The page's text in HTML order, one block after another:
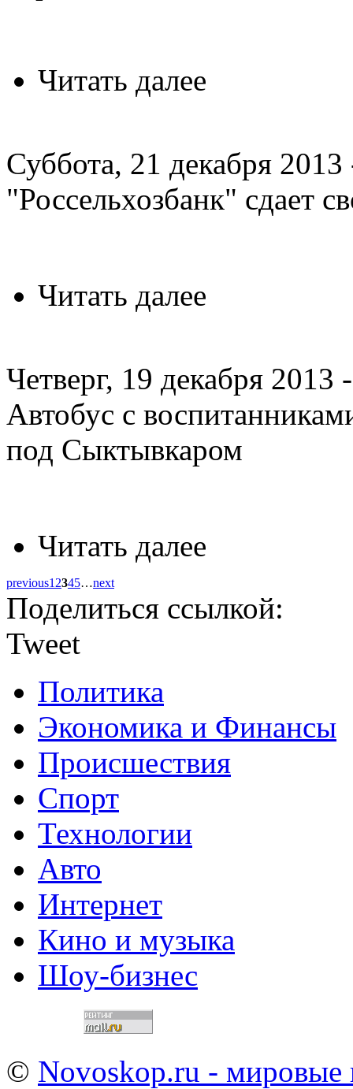
Читать далее
Суббота, 21 декабря
"Россельхозбанк" сдает
Читать далее
Четверг, 19 декабря 2013
Автобус с
под Сыктывкаром
Читать далее
previous1 2345…next
Поделиться ссылкой:
Tweet
Политика
Экономика и Финансы
Происшествия
Спорт
Технологии
Авто
Интернет
Кино и музыка
Шоу-бизнес
© Novoskop.ru - мировые